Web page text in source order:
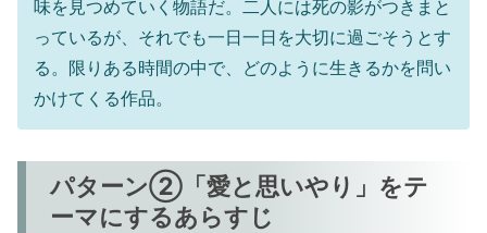
味を見つめていく物語だ。二人には死の影がつきまと
っているが、それでも一日一日を大切に過ごそうとす
る。限りある時間の中で、どのように生きるかを問い
かけてくる作品。
パターン②「愛と思いやり」をテ
ーマにするあらすじ